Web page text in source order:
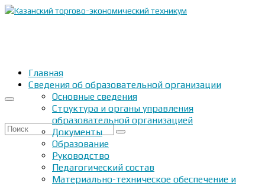
Искать:
Главная
Сведения об образовательной организации
Основные сведения
Структура и органы управления
образовательной организацией
Документы
Образование
Руководство
Педагогический состав
Материально-техническое обеспечение и